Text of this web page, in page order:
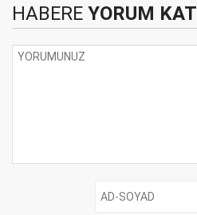
HABERE YORUM KAT